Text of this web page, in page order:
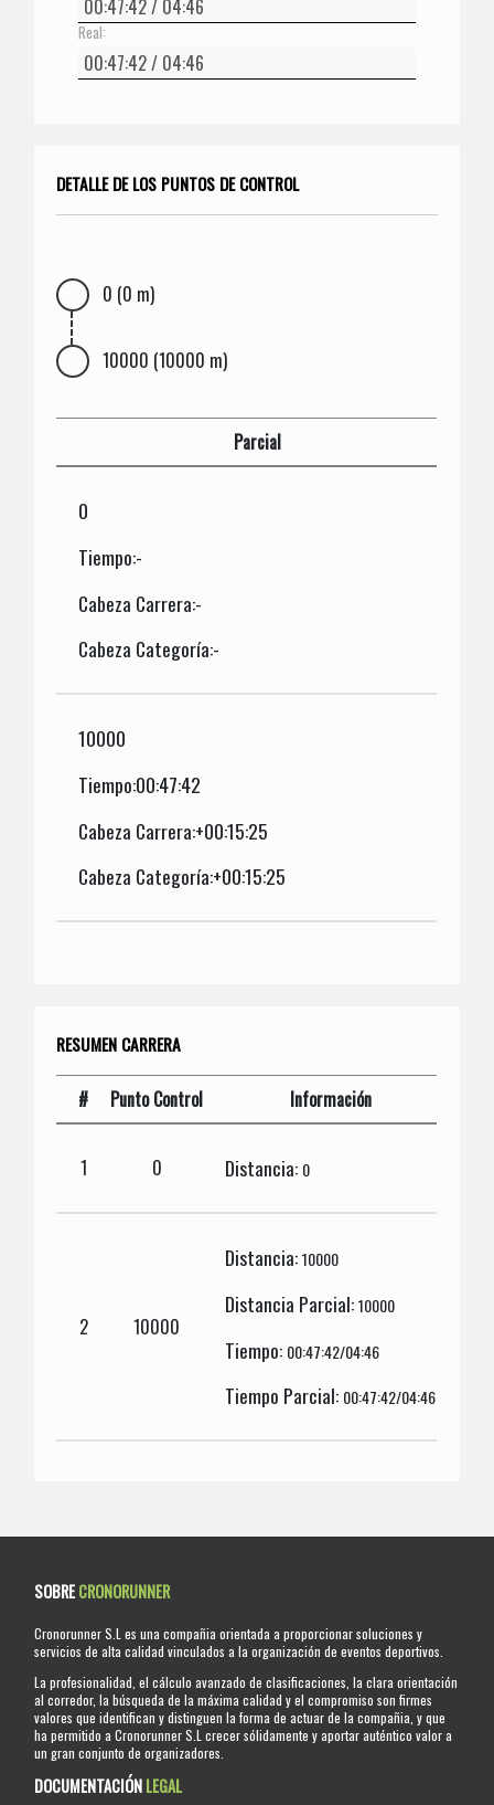
Real:
DETALLE DE LOS PUNTOS DE CONTROL
0 (0 m)
10000 (10000 m)
Parcial
0
Tiempo:-
Cabeza Carrera:-
Cabeza Categoría:-
10000
Tiempo:00:47:42
Cabeza Carrera:+00:15:25
Cabeza Categoría:+00:15:25
RESUMEN CARRERA
# Punto Control Información
1 0 Distancia: 0
2 10000
Distancia:10000
Distancia Parcial:10000
Tiempo: 00:47:42/04:46
Tiempo Parcial: 00:47:42/04:46
SOBRECRONORUNNER
Cronorunner S.L es una compañia orientada a proporcionar soluciones y
servicios de alta calidad vinculados a la organización de eventos deportivos.
La profesionalidad, el cálculo avanzado de clasificaciones, la clara orientación
al corredor, la búsqueda de la máxima calidad y el compromiso son firmes
valores que identifican y distinguen la forma de actuar de la compañia, y que
ha permitido a Cronorunner S.L crecer sólidamente y aportar auténtico valor a
un gran conjunto de organizadores.
DOCUMENTACIÓNLEGAL